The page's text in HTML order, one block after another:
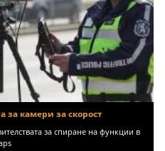
за камери за скорост
за спиране на функции в